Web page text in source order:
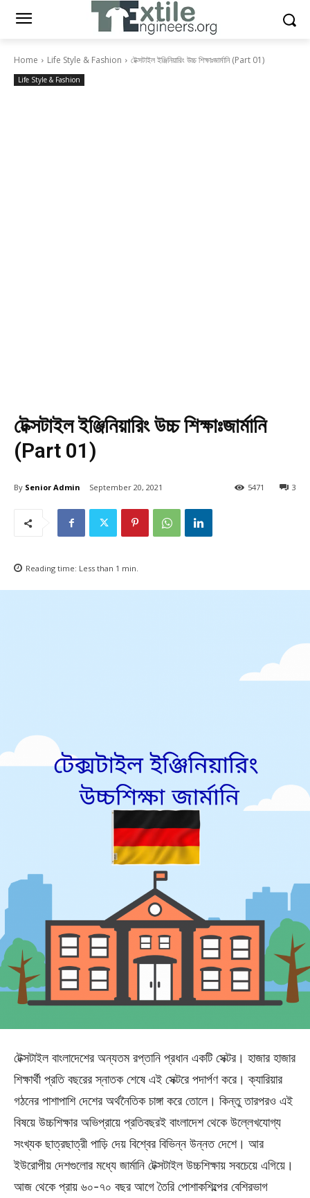
Home Life Style & Fashion টেক্সটাইল ইঞ্জিনিয়ারিং উচ্চ শিক্ষাঃজার্মানি (Part 01)
Life Style & Fashion
টেক্সটাইল ইঞ্জিনিয়ারিং উচ্চ শিক্ষাঃজার্মানি
(Part 01)
By Senior Admin September 20, 2021 3
5471
Reading time: Less than 1 min.
টেক্সটাইল বাংলাদেশের অন্যতম রপ্তানি প্রধান একটি সেক্টর। হাজার হাজার
শিক্ষার্থী প্রতি বছরের স্নাতক শেষে এই সেক্টরে পদার্পণ করে। ক্যারিয়ার
গঠনের পাশাপাশি দেশের অর্থনৈতিক চাঙ্গা করে তোলে। কিন্তু তারপরও এই
বিষয়ে উচ্চশিক্ষার অভিপ্রায়ে প্রতিবছরই বাংলাদেশ থেকে উল্লেখযোগ্য
সংখ্যক ছাত্রছাত্রী পাড়ি দেয় বিশ্বের বিভিন্ন উন্নত দেশে। আর
ইউরোপীয় দেশগুলোর মধ্যে জার্মানি টেক্সটাইল উচ্চশিক্ষায় সবচেয়ে এগিয়ে।
আজ থেকে প্রায় ৬০-৭০ বছর আগে তৈরি পোশাকশিল্পের বেশিরভাগ